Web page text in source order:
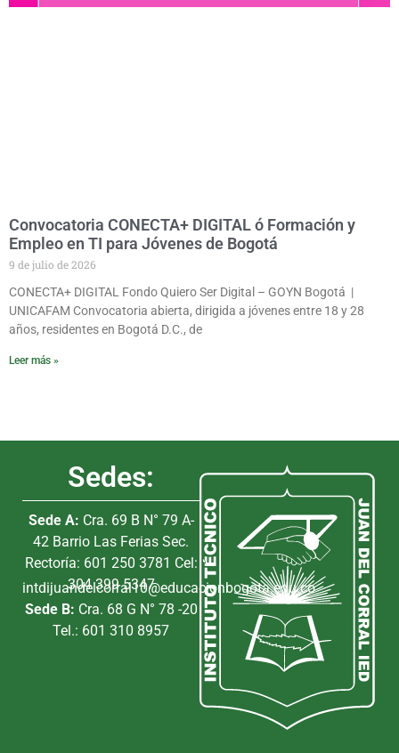
Convocatoria CONECTA+ DIGITAL ó Formación y
Empleo en TI para Jóvenes de Bogotá
9 de julio de 2026
CONECTA+ DIGITAL Fondo Quiero Ser Digital – GOYN Bogotá |
UNICAFAM Convocatoria abierta, dirigida a jóvenes entre 18 y 28
años, residentes en Bogotá D.C., de
Leer más »
Sedes:
Sede A: Cra. 69 B N° 79 A-
42 Barrio Las Ferias Sec.
Rectoría: 601 250 3781 Cel:
304 399 5347
intdijuandelcorral10@educacionbogota.edu.co
Sede B: Cra. 68 G N° 78 -20
Tel.: 601 310 8957